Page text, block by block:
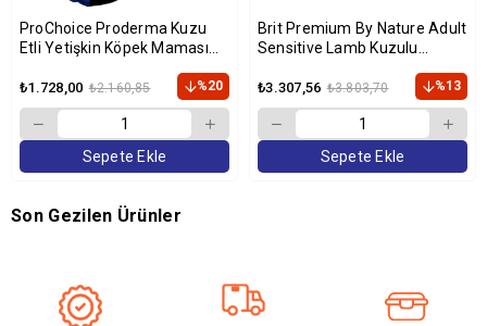
ProChoice Proderma Kuzu
Etli Yetişkin Köpek Maması
₺1.728,00 ₺2.160,85 %20
Sepete Ekle
Brit Premium By Nature Adult
Sensitive Lamb Kuzulu
₺3.307,56 ₺3.803,70 %13
Sepete Ekle
Son Gezilen Ürünler